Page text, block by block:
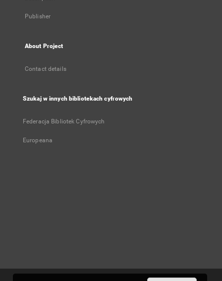
Publisher
About Project
Contact details
Szukaj w innych bibliotekach cyfrowych
Federacja Bibliotek Cyfrowych
Europeana